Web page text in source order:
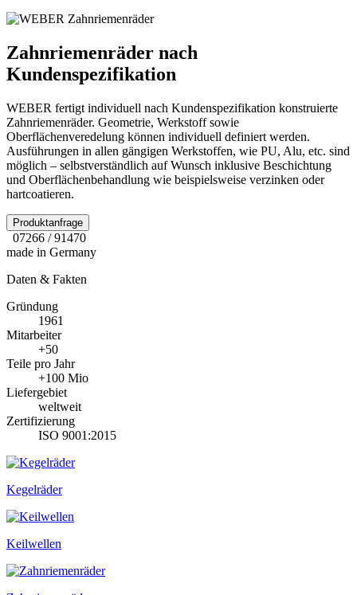
Zahnriemenräder nach
Kundenspezifikation
WEBER fertigt individuell nach Kundenspezifikation konstruierte
Zahnriemenräder. Geometrie, Werkstoff sowie
Oberflächenveredelung können individuell definiert werden.
Ausführungen in allen gängigen Werkstoffen, wie PU, Alu, etc. sind
möglich – selbstverständlich auf Wunsch inklusive Beschichtung
und Oberflächenbehandlung wie beispielsweise verzinken oder
hartcoatieren.
Produktanfrage
07266 / 91470
made in Germany
Daten & Fakten
Gründung
1961
Mitarbeiter
+50
Teile pro Jahr
+100 Mio
Liefergebiet
weltweit
Zertifizierung
ISO 9001:2015
Kegelräder
Keilwellen